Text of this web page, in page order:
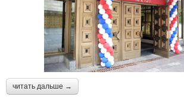
читать дальше →